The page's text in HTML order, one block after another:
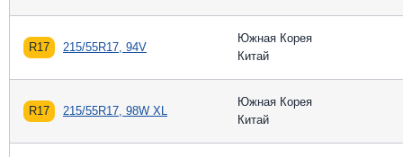
R17 215/55R17, 94V
Южная Корея
Китай
R17 215/55R17, 98W XL
Южная Корея
Китай